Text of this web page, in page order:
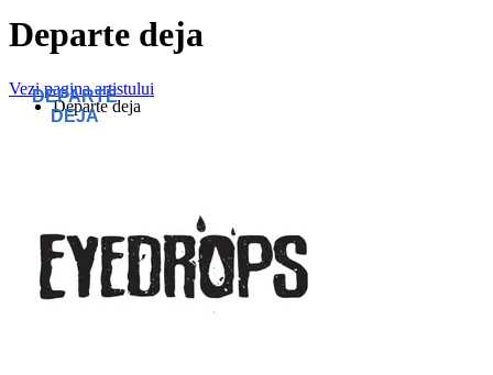
Departe deja
DEPARTE
DEJA
Departe deja
Vezi pagina artistului